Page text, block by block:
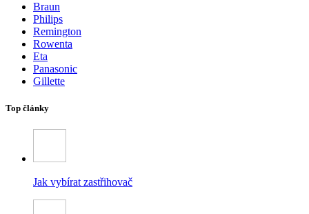
Braun
Philips
Remington
Rowenta
Eta
Panasonic
Gillette
Top články
Jak vybírat zastřihovač